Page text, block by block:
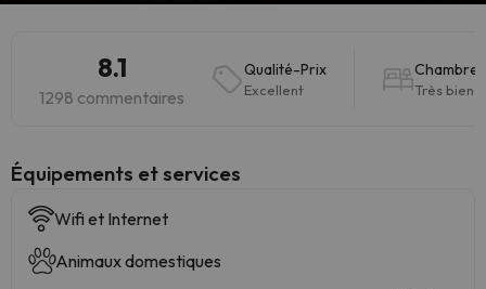
8.1
1298 commentaires
Qualité-Prix
Excellent
Chambres
Très bien
​Équipements et services
Wifi et Internet
Animaux domestiques